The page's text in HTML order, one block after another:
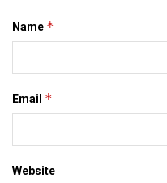
Name *
Email *
Website